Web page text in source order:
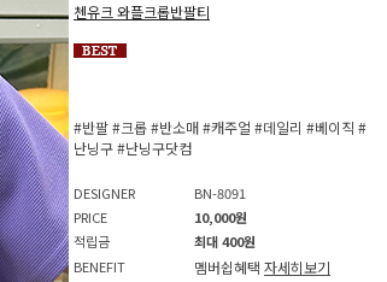
첸유크 와플크롭반팔티
#반팔#크롭#반소매#캐주얼 #데일리 #베이직 #
난닝구#난닝구닷컴
DESIGNER
BN-8091
PRICE
10,000원
적립금
최대 400원
BENEFIT
멤버쉽혜택 자세히보기